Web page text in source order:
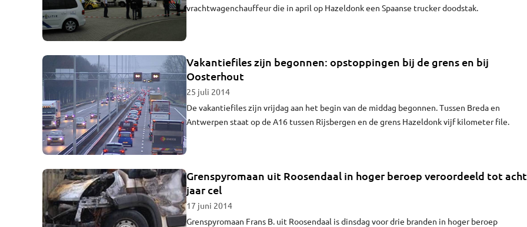
vrachtwagenchauffeur die in april op Hazeldonk een Spaanse trucker doodstak.
Vakantiefiles zijn begonnen: opstoppingen bij de grens en bij
Oosterhout
25 juli 2014
De vakantiefiles zijn vrijdag aan het begin van de middag begonnen. Tussen Breda en
Antwerpen staat op de A16 tussen Rijsbergen en de grens Hazeldonk vijf kilometer file.
Grenspyromaan uit Roosendaal in hoger beroep veroordeeld tot acht
jaar cel
17 juni 2014
Grenspyromaan Frans B. uit Roosendaal is dinsdag voor drie branden in hoger beroep